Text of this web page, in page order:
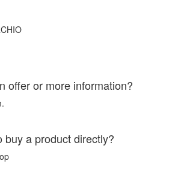
offer or more information?
buy a product directly?